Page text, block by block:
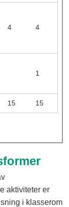
4 4
1
15 15
aktiviteter er
i klasserom